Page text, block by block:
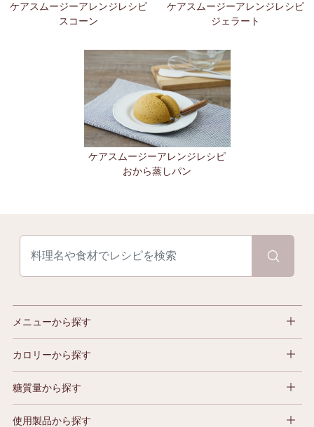
ケアスムージーアレンジレシピ
スコーン
ケアスムージーアレンジレシピ
ジェラート
ケアスムージーアレンジレシピ
おから蒸しパン
メニューから探す
カロリーから探す
糖質量から探す
使用製品から探す